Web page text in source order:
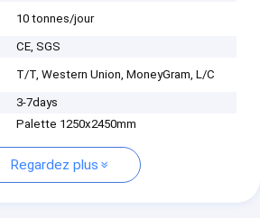
10 tonnes/jour
CE, SGS
T/T, Western Union, MoneyGram, L/C
3-7days
Palette 1250x2450mm
Regardez plus